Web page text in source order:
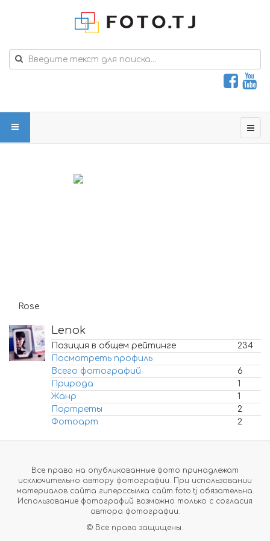
Rose
Lenok
Позиция в общем рейтинге
234
Посмотреть профиль
Всего фотографий
6
Природа
1
Жанр
1
Портреты
2
Фотоарт
2
Все права на опубликованные фото принадлежат
исключительно автору фотографии. При использовании
материалов сайта гиперссылка сайт foto.tj обязательна.
Использование фотографий возможно только с согласия
автора фотографии.
© Все права защищены.